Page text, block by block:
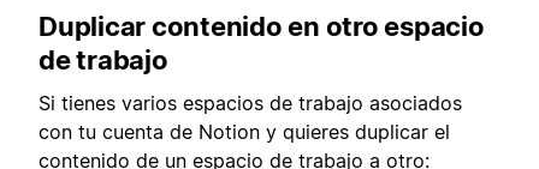
Duplicar contenido en otro espacio
de trabajo
Si tienes varios espacios de trabajo asociados
con tu cuenta de Notion y quieres duplicar el
contenido de un espacio de trabajo a otro: